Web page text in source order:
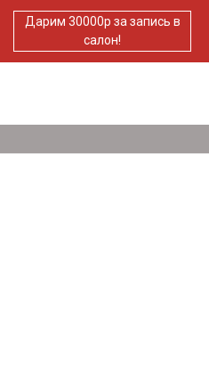
Дарим 30000р за запись в
салон!